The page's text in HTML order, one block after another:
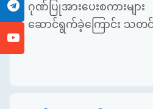
ဂုဏ်ပြုအားပေးစကားများ
ဆောင်ရွက်ခဲ့ကြောင်း သတင်